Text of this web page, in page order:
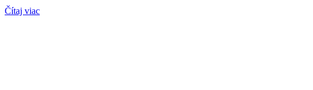
Čítaj viac